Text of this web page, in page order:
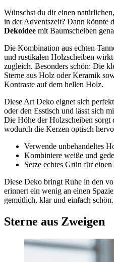
Wünschst du dir einen
in der Adventszeit? Dann könnte
Dekoidee mit Baumscheiben
Die Kombination aus echten
und rustikalen Holzscheiben
zugleich. Besonders schön: Die
Sterne aus Holz oder Keramik
Kontraste auf dem hellen Holz.
Diese Art Deko eignet sich
oder den Esstisch und lässt sich
Die Höhe der Holzscheiben sorgt
wodurch die Kerzen optisch
Verwende unbehandeltes
Kombiniere weiße und
Setze echtes Grün für
Diese Deko bringt Ruhe in den
erinnert ein wenig an einen
gemütlich, klar und einfach schön.
Sterne aus Zweigen